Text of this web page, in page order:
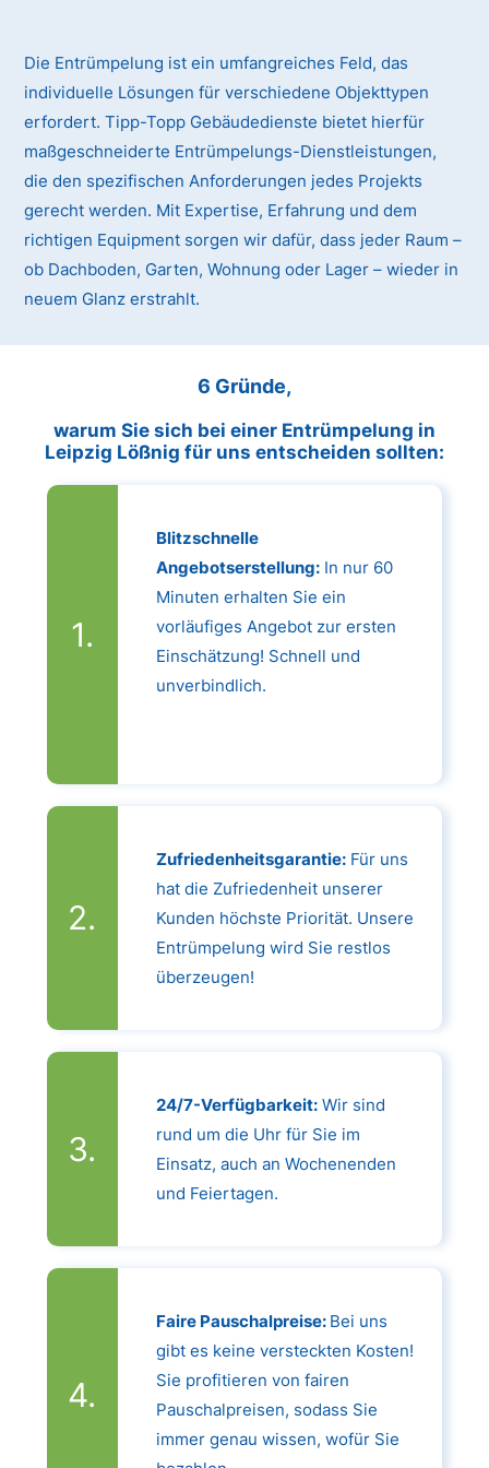
Die Entrümpelung ist ein umfangreiches Feld, das
individuelle Lösungen für verschiedene Objekttypen
erfordert. Tipp-Topp Gebäudedienste bietet hierfür
maßgeschneiderte Entrümpelungs-Dienstleistungen,
die den spezifischen Anforderungen jedes Projekts
gerecht werden. Mit Expertise, Erfahrung und dem
richtigen Equipment sorgen wir dafür, dass jeder Raum –
ob Dachboden, Garten, Wohnung oder Lager – wieder in
neuem Glanz erstrahlt.
6 Gründe,
warum Sie sich bei einer Entrümpelung in
Leipzig Lößnig für uns entscheiden sollten:
Blitzschnelle
Angebotserstellung:In nur 60
Minuten erhalten Sie ein
vorläufiges Angebot zur ersten
Einschätzung! Schnell und
unverbindlich.
Zufriedenheitsgarantie:Für uns
hat die Zufriedenheit unserer
Kunden höchste Priorität. Unsere
Entrümpelung wird Sie restlos
überzeugen!
24/7-Verfügbarkeit:Wir sind
rund um die Uhr für Sie im
Einsatz, auch an Wochenenden
und Feiertagen.
Faire Pauschalpreise: Bei uns
gibt es keine versteckten Kosten!
Sie profitieren von fairen
Pauschalpreisen, sodass Sie
immer genau wissen, wofür Sie